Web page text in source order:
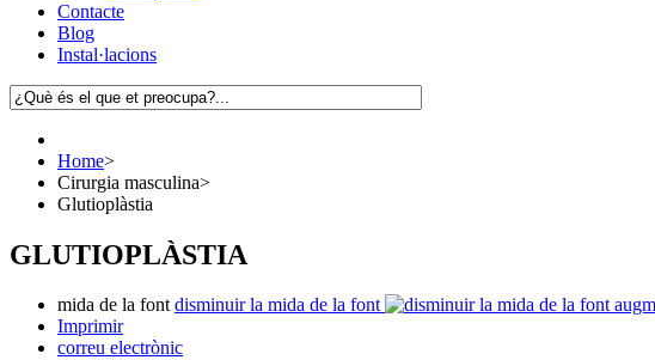
Contacte
Blog
Instal·lacions
Home>
Cirurgia masculina>
Glutioplàstia
GLUTIOPLÀSTIA
mida de la font disminuir la mida de la font
Imprimir
correu electrònic